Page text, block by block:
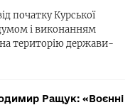
початку Курської
і виконанням
на територію держави-
Ращук: «Воєнні